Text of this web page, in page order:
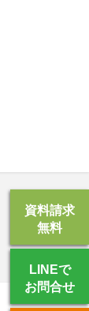
資料請求
無料
LINEで
お問合せ